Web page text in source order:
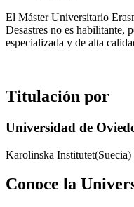
El Máster Universitario
Desastres no es habilitante,
especializada y de alta
Titulación por
Universidad de
Karolinska Institutet(Suecia)
Conoce la